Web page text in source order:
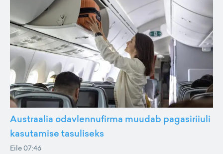
Austraalia odavlennufirma muudab pagasiriiuli
kasutamise tasuliseks
Eile 07:46